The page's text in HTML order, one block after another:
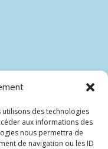
des technologies
aux informations des
nous permettra de
de navigation ou les ID